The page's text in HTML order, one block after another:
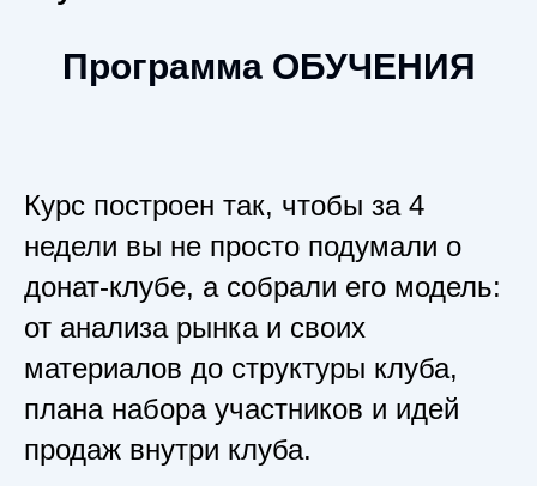
Программа ОБУЧЕНИЯ
Курс построен так, чтобы за 4
недели вы не просто подумали о
донат-клубе, а собрали его модель:
от анализа рынка и своих
материалов до структуры клуба,
плана набора участников и идей
продаж внутри клуба.